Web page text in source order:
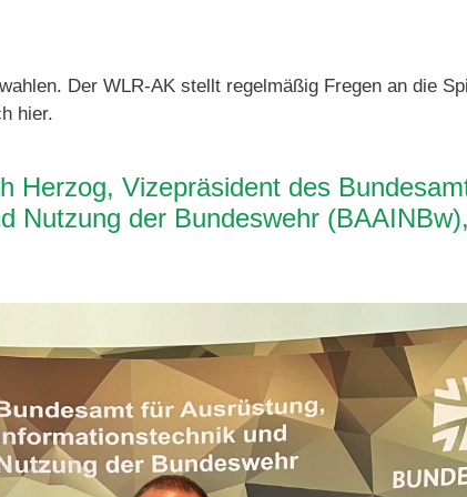
Der WLR-AK stellt regelmäßig Fregen an die
hier.
Herzog, Vizepräsident des
Nutzung der Bundeswehr